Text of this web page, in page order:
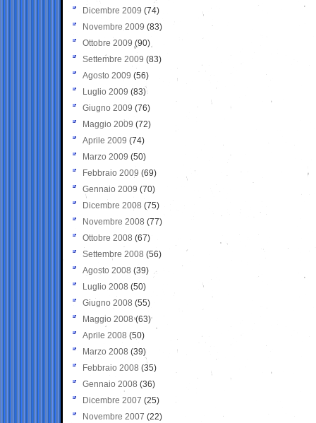
Dicembre 2009 (74)
Novembre 2009 (83)
Ottobre 2009 (90)
Settembre 2009 (83)
Agosto 2009 (56)
Luglio 2009 (83)
Giugno 2009 (76)
Maggio 2009 (72)
Aprile 2009 (74)
Marzo 2009 (50)
Febbraio 2009 (69)
Gennaio 2009 (70)
Dicembre 2008 (75)
Novembre 2008 (77)
Ottobre 2008 (67)
Settembre 2008 (56)
Agosto 2008 (39)
Luglio 2008 (50)
Giugno 2008 (55)
Maggio 2008(63)
Aprile 2008 (50)
Marzo 2008 (39)
Febbraio 2008 (35)
Gennaio 2008 (36)
Dicembre 2007 (25)
Novembre 2007 (22)